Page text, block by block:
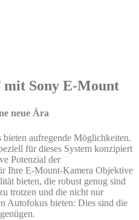
mit Sony E-Mount
neue Ära
bieten aufregende Möglichkeiten.
für dieses System konzipiert
Potenzial der
Ihre E-Mount-Kamera Objektive
bieten, die robust genug sind
trotzen und die nicht nur
Autofokus bieten: Dies sind die